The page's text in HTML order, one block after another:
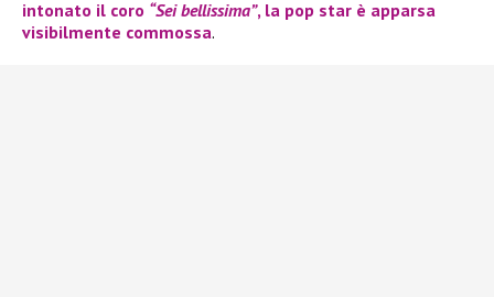
intonato il coro “Sei bellissima”, la pop star è apparsa
visibilmente commossa.